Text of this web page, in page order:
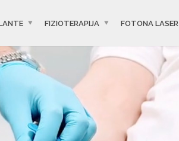
FIZIOTERAPIJA FOTONA LASER